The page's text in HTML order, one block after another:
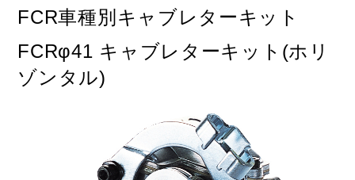
HUSQVANA
FCR車種別キャブレターキット
FCRφ41 キャブレターキット(ホリ
ゾンタル)